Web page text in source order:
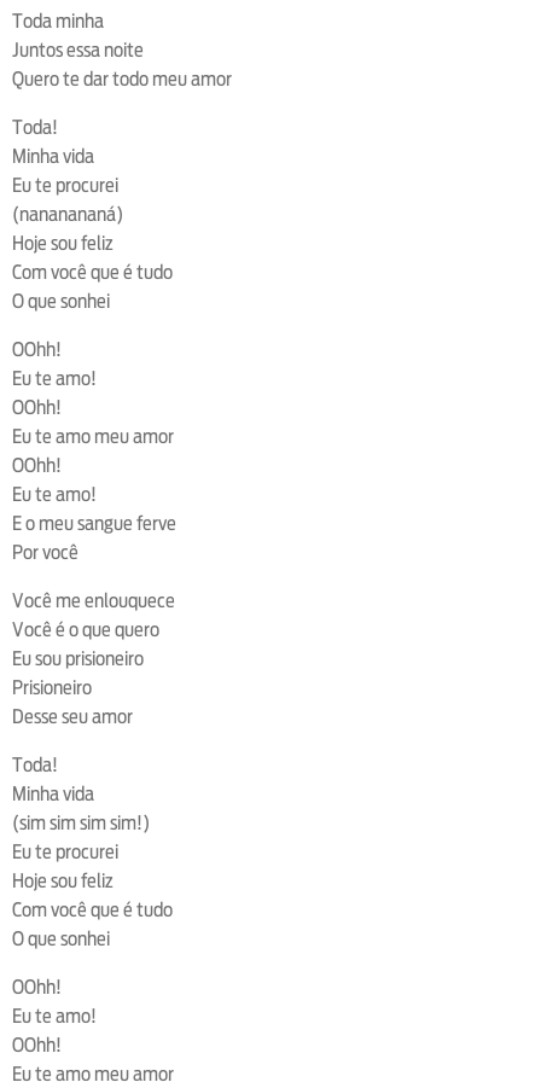
Toda minha
Juntos essa noite
Quero te dar todo meu amor
Toda!
Minha vida
Eu te procurei
(nananananá)
Hoje sou feliz
Com você que é tudo
O que sonhei
OOhh!
Eu te amo!
OOhh!
Eu te amo meu amor
OOhh!
Eu te amo!
E o meu sangue ferve
Por você
Você me enlouquece
Você é o que quero
Eu sou prisioneiro
Prisioneiro
Desse seu amor
Toda!
Minha vida
(sim sim sim sim!)
Eu te procurei
Hoje sou feliz
Com você que é tudo
O que sonhei
OOhh!
Eu te amo!
OOhh!
Eu te amo meu amor